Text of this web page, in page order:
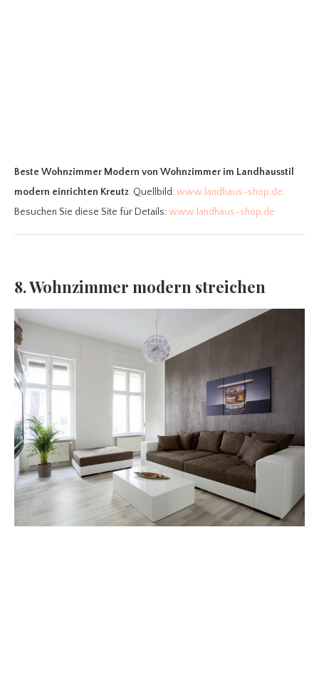
Beste Wohnzimmer Modern von Wohnzimmer im Landhausstil
modern einrichten Kreutz. Quellbild:www.landhaus-shop.de.
Besuchen Sie diese Site für Details:www.landhaus-shop.de
8. Wohnzimmer modern streichen